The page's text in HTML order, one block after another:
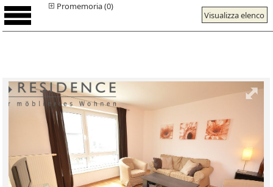
Visualizza elenco
Promemoria (0)